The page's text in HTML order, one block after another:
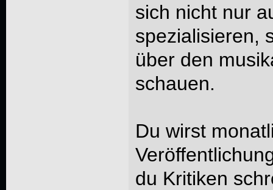
sich nicht nur
spezialisieren,
über den
schauen.
Du wirst
du Kritiken